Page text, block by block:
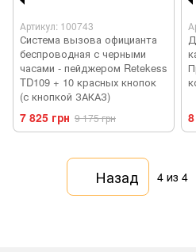
Артикул: 100743
Система вызова официанта
беспроводная с черными
часами - пейджером Retekess
TD109 + 10 красных кнопок
(с кнопкой ЗАКАЗ)
7 825 грн 9 175 грн
Назад 4 из 4